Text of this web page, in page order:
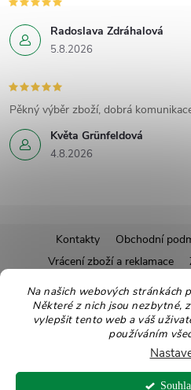
Na našich webových stránkách
Některé z nich jsou nezbytné,
vylepšit tento web a váš
používáním
Radoslava Zdráhalová
5.8.2026
Květa Grünfeldová
4.8.2026
Pěkný výběr zboží, dobrá
á
Kontakty Obchodní
Vrácení zboží a reklamace
Pravidla soutěží
Pro nové dodavatele
Copyright 2026Zdravoslav. Všechna